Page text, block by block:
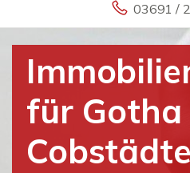
03691 /
für Gotha